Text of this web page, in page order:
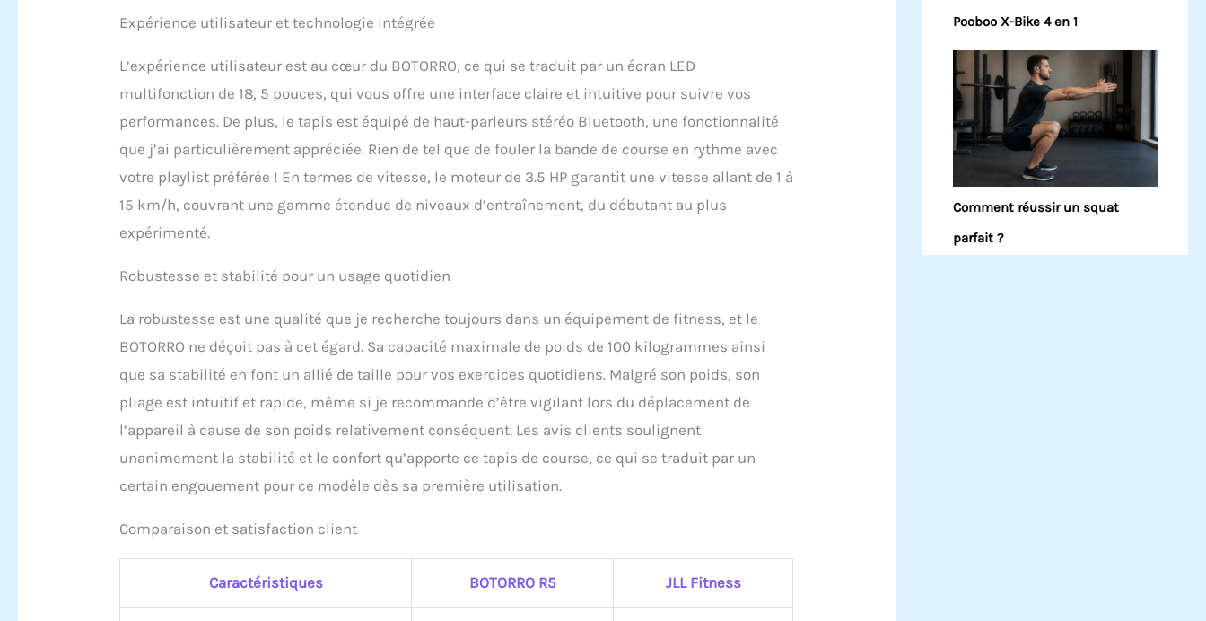
Expérience utilisateur et technologie intégrée
L’expérience utilisateur est au cœur du BOTORRO, ce qui se traduit par un écran LED
multifonction de 18, 5 pouces, qui vous offre une interface claire et intuitive pour suivre vos
performances. De plus, le tapis est équipé de haut-parleurs stéréo Bluetooth, une fonctionnalité
que j’ai particulièrement appréciée. Rien de tel que de fouler la bande de course en rythme avec
votre playlist préférée ! En termes de vitesse, le moteur de 3.5 HP garantit une vitesse allant de 1 à
15 km/h, couvrant une gamme étendue de niveaux d’entraînement, du débutant au plus
expérimenté.
Robustesse et stabilité pour un usage quotidien
La robustesse est une qualité que je recherche toujours dans un équipement de fitness, et le
BOTORRO ne déçoit pas à cet égard. Sa capacité maximale de poids de 100 kilogrammes ainsi
que sa stabilité en font un allié de taille pour vos exercices quotidiens. Malgré son poids, son
pliage est intuitif et rapide, même si je recommande d’être vigilant lors du déplacement de
l’appareil à cause de son poids relativement conséquent. Les avis clients soulignent
unanimement la stabilité et le confort qu’apporte ce tapis de course, ce qui se traduit par un
certain engouement pour ce modèle dès sa première utilisation.
Comparaison et satisfaction client
Caractéristiques BOTORRO R5 JLL Fitness
Pooboo X-Bike 4 en 1
Comment réussir un squat
parfait ?